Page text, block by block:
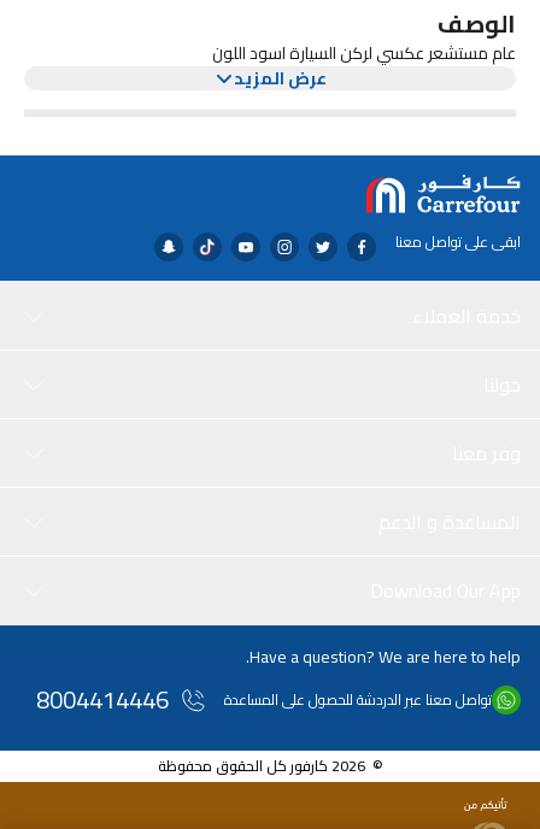
الوصف
عام مستشعر عكسي لركن السيارة اسود اللون
عرض المزيد
ابقى على تواصل معنا
Have a question? We are here to help.
تواصل معنا عبر الدردشة للحصول على المساعدة 8004414446
© 2026 كارفور كل الحقوق محفوظة